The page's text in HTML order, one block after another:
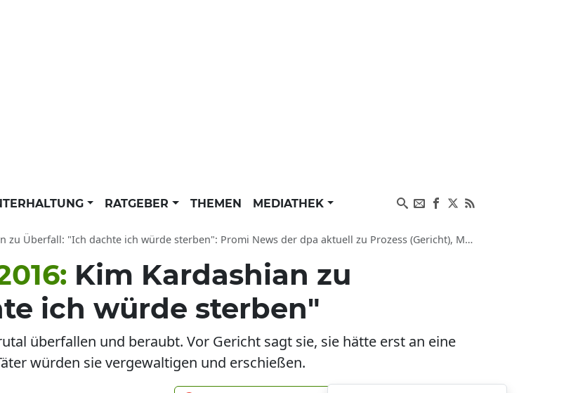
RATGEBER THEMEN MEDIATHEK
Überfall: "Ich dachte ich würde sterben": Promi News der dpa aktuell zu Prozess (Gericht), Mode und Leuten
Kim Kardashian zu
ich würde sterben"
überfallen und beraubt. Vor Gericht sagt sie, sie hätte erst an eine
würden sie vergewaltigen und erschießen.